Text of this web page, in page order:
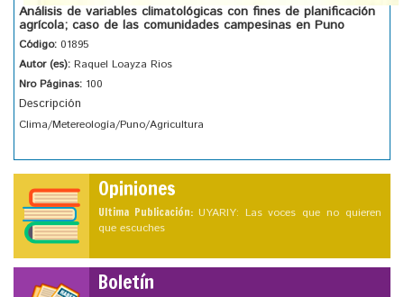
Análisis de variables climatológicas con fines de planificación
agrícola; caso de las comunidades campesinas en Puno
Código: 01895
Autor (es): Raquel Loayza Rios
Nro Páginas: 100
Descripción
Clima/Metereología/Puno/Agricultura
Opiniones
Ultima Publicación: UYARIY: Las voces que no quieren
que escuches
Boletín